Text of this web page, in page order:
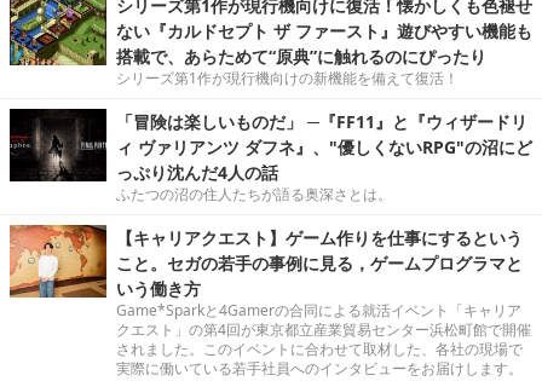
シリーズ第1作が現行機向けに復活！懐かしくも色褪せ
ない『カルドセプト ザ ファースト』遊びやすい機能も
搭載で、あらためて“原典”に触れるのにぴったり
シリーズ第1作が現行機向けの新機能を備えて復活！
「冒険は楽しいものだ」 ─『FF11』と『ウィザードリ
ィ ヴァリアンツ ダフネ』、"優しくないRPG"の沼にど
っぷり沈んだ4人の話
ふたつの沼の住人たちが語る奥深さとは。
【キャリアクエスト】ゲーム作りを仕事にするという
こと。セガの若手の事例に見る，ゲームプログラマと
いう働き方
Game*Sparkと4Gamerの合同による就活イベント「キャリア
クエスト」の第4回が東京都立産業貿易センター浜松町館で開催
されました。このイベントに合わせて取材した、各社の現場で
実際に働いている若手社員へのインタビューをお届けします。